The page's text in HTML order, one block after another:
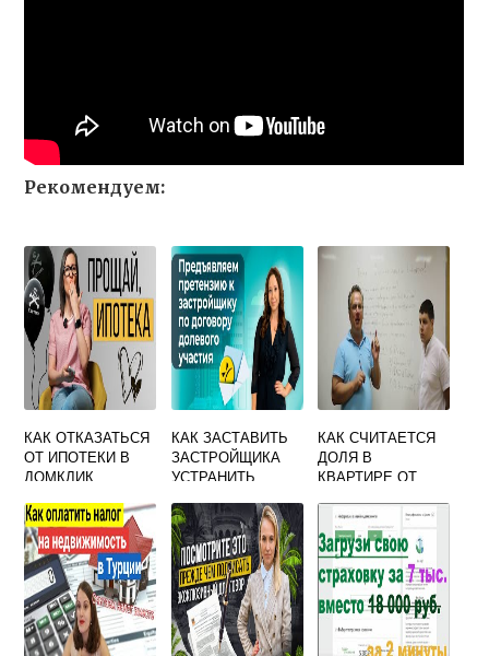
Рекомендуем:
КАК ОТКАЗАТЬСЯ
ОТ ИПОТЕКИ В
ДОМКЛИК
КАК ЗАСТАВИТЬ
ЗАСТРОЙЩИКА
УСТРАНИТЬ
ГАРАНТИИ
КАК СЧИТАЕТСЯ
ДОЛЯ В
КВАРТИРЕ ОТ
ИЛИ ЖИЛОЙ